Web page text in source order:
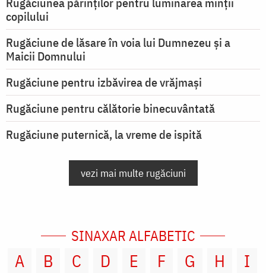
copilului
Rugăciune de lăsare în voia lui Dumnezeu şi a
Maicii Domnului
Rugăciune pentru izbăvirea de vrăjmași
Rugăciune pentru călătorie binecuvântată
Rugăciune puternică, la vreme de ispită
vezi mai multe rugăciuni
SINAXAR ALFABETIC
A B C D E F G H
I